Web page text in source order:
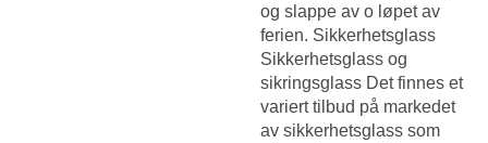
og slappe av o løpet av
ferien. Sikkerhetsglass
Sikkerhetsglass og
sikringsglass Det finnes et
variert tilbud på markedet
av sikkerhetsglass som